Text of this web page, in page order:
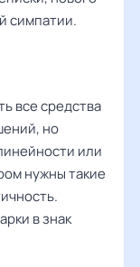
симпатии.
все средства
но
или
нужны такие
в знак